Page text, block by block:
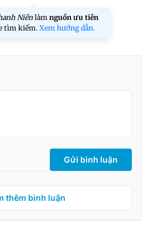
Niên làm nguồn ưu tiên
tìm kiếm.Xem hướng dẫn.
Gửi bình luận
thêm bình luận